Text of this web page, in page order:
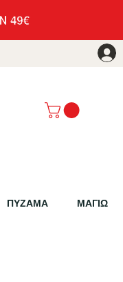
ΠΥΖΑΜΑ ΜΑΓΙΩ